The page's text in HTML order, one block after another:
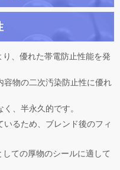
、優れた帯電防止性能を発
容物の二次汚染防止性に優れ
、半永久的です。
るため、ブレンド後のフィ
ての厚物のシールに適して